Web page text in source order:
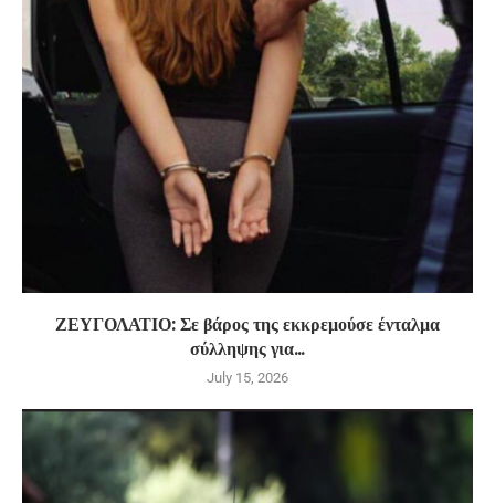
ΖΕΥΓΟΛΑΤΙΟ: Σε βάρος της εκκρεμούσε ένταλμα
σύλληψης για...
July 15, 2026